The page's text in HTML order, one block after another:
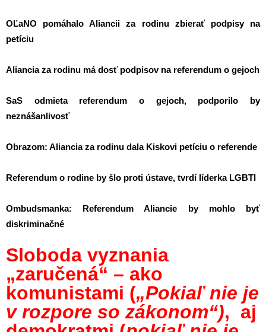
OĽaNO pomáhalo Aliancii za rodinu zbierať podpisy na
petíciu
Aliancia za rodinu má dosť podpisov na referendum o gejoch
SaS odmieta referendum o gejoch, podporilo by
neznášanlivosť
Obrazom: Aliancia za rodinu dala Kiskovi petíciu o referende
Referendum o rodine by šlo proti ústave, tvrdí líderka LGBTI
Ombudsmanka: Referendum Aliancie by mohlo byť
diskriminačné
Sloboda vyznania
„zaručená“ – ako
komunistami („Pokiaľ nie je
v rozpore so zákonom“), aj